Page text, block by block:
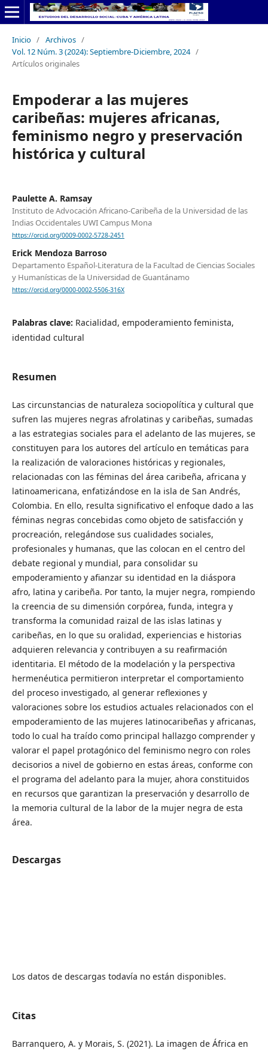
Inicio / Archivos /
Vol. 12 Núm. 3 (2024): Septiembre-Diciembre, 2024 /
Artículos originales
Empoderar a las mujeres
caribeñas: mujeres africanas,
feminismo negro y preservación
histórica y cultural
Paulette A. Ramsay
Instituto de Advocación Africano-Caribeña de la Universidad de las
Indias Occidentales UWI Campus Mona
https://orcid.org/0009-0002-5728-2451
Erick Mendoza Barroso
Departamento Español-Literatura de la Facultad de Ciencias Sociales
y Humanísticas de la Universidad de Guantánamo
https://orcid.org/0000-0002-5506-316X
Palabras clave: Racialidad, empoderamiento feminista,
identidad cultural
Resumen
Las circunstancias de naturaleza sociopolítica y cultural que
sufren las mujeres negras afrolatinas y caribeñas, sumadas
a las estrategias sociales para el adelanto de las mujeres, se
constituyen para los autores del artículo en temáticas para
la realización de valoraciones históricas y regionales,
relacionadas con las féminas del área caribeña, africana y
latinoamericana, enfatizándose en la isla de San Andrés,
Colombia. En ello, resulta significativo el enfoque dado a las
féminas negras concebidas como objeto de satisfacción y
procreación, relegándose sus cualidades sociales,
profesionales y humanas, que las colocan en el centro del
debate regional y mundial, para consolidar su
empoderamiento y afianzar su identidad en la diáspora
afro, latina y caribeña. Por tanto, la mujer negra, rompiendo
la creencia de su dimensión corpórea, funda, integra y
transforma la comunidad raizal de las islas latinas y
caribeñas, en lo que su oralidad, experiencias e historias
adquieren relevancia y contribuyen a su reafirmación
identitaria. El método de la modelación y la perspectiva
hermenéutica permitieron interpretar el comportamiento
del proceso investigado, al generar reflexiones y
valoraciones sobre los estudios actuales relacionados con el
empoderamiento de las mujeres latinocaribeñas y africanas,
todo lo cual ha traído como principal hallazgo comprender y
valorar el papel protagónico del feminismo negro con roles
decisorios a nivel de gobierno en estas áreas, conforme con
el programa del adelanto para la mujer, ahora constituidos
en recursos que garantizan la preservación y desarrollo de
la memoria cultural de la labor de la mujer negra de esta
área.
Descargas
Los datos de descargas todavía no están disponibles.
Citas
Barranquero, A. y Morais, S. (2021). La imagen de África en